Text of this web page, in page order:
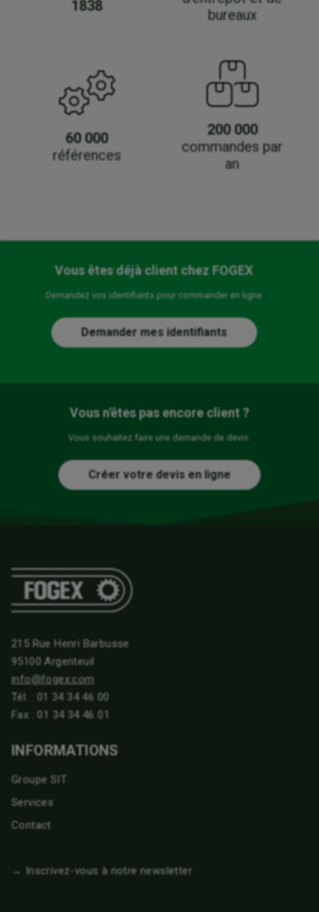
1838
bureaux
60 000
références
200 000
commandes par
an
Vous êtes déjà client chez FOGEX
Demandez vos identifiants pour commander en ligne
Demander mes identifiants
Vous n'êtes pas encore client ?
Vous souhaitez faire une demande de devis.
Créer votre devis en ligne
215 Rue Henri Barbusse
95100 Argenteuil
info@fogex.com
Tél. : 01 34 34 46 00
Fax : 01 34 34 46 01
INFORMATIONS
Groupe SIT
Services
Contact
→ Inscrivez-vous à notre newsletter